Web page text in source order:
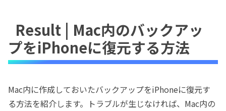
Result | Mac内のバックアッ
プをiPhoneに復元する方法
Mac内に作成しておいたバックアップをiPhoneに復元す
る方法を紹介します。トラブルが生じなければ、Mac内の